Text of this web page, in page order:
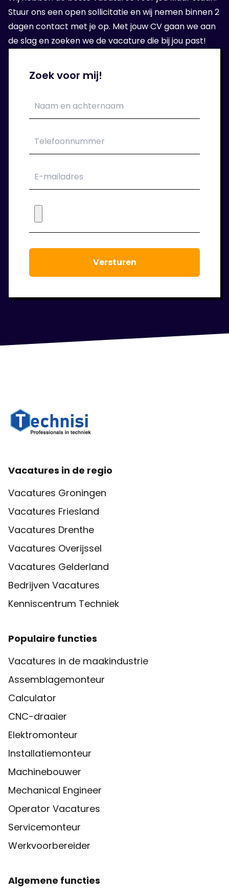
Zoek voor mij!
Stuur ons een open sollicitatie en wij nemen binnen 2
dagen contact met je op. Met jouw CV gaan we aan
de slag en zoeken we de vacature die bij jou past!
Vacatures in de regio
Vacatures Groningen
Vacatures Friesland
Vacatures Drenthe
Vacatures Overijssel
Vacatures Gelderland
Bedrijven Vacatures
Kenniscentrum Techniek
Populaire functies
Vacatures in de maakindustrie
Assemblagemonteur
Calculator
CNC-draaier
Elektromonteur
Installatiemonteur
Machinebouwer
Mechanical Engineer
Operator Vacatures
Servicemonteur
Werkvoorbereider
Algemene functies